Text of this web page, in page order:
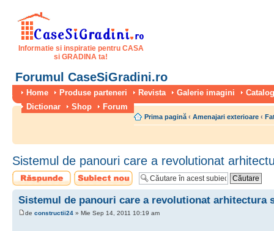
Informatie si inspiratie pentru CASA
si GRADINA ta!
Forumul CaseSiGradini.ro
Home Produse parteneri Revista Galerie imagini
Dictionar
Shop Forum
Prima pagină ‹ Amenajari exterioare ‹
Sistemul de panouri care a revolutionat
Scrie un răspuns
Scrie un subiect
nou
Sistemul de panouri care a revolutionat arhitectura
de constructii24 » Mie Sep 14, 2011 10:19 am